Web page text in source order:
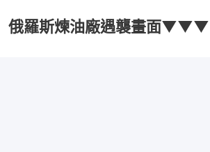
俄羅斯煉油廠遇襲畫面▼▼▼